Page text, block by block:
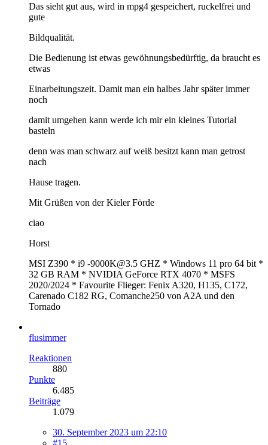
Das sieht gut aus, wird in mpg4 gespeichert, ruckelfrei und
gute
Bildqualität.
Die Bedienung ist etwas gewöhnungsbedürftig, da braucht es
etwas
Einarbeitungszeit. Damit man ein halbes Jahr später immer
noch
damit umgehen kann werde ich mir ein kleines Tutorial
basteln
denn was man schwarz auf weiß besitzt kann man getrost
nach
Hause tragen.
Mit Grüßen von der Kieler Förde
ciao
Horst
MSI Z390 * i9 -9000K@3.5 GHZ * Windows 11 pro 64 bit *
32 GB RAM * NVIDIA GeForce RTX 4070 * MSFS
2020/2024 * Favourite Flieger: Fenix A320, H135, C172,
Carenado C182 RG, Comanche250 von A2A und den
Tornado
flusimmer
Reaktionen
880
Punkte
6.485
Beiträge
1.079
30. September 2023 um 22:10
#15